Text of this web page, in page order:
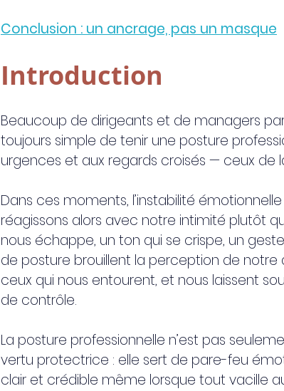
Conclusion : un ancrage, pas un masque
Introduction
Beaucoup de dirigeants et de managers
toujours simple de tenir une posture
urgences et aux regards croisés — ceux de
Dans ces moments, l’instabilité
réagissons alors avec notre intimité plutôt
nous échappe, un ton qui se crispe, un
de posture brouillent la perception de
ceux qui nous entourent, et nous laissent
de contrôle.
La posture professionnelle n’est pas
vertu protectrice : elle sert de pare-feu
clair et crédible même lorsque tout vacille